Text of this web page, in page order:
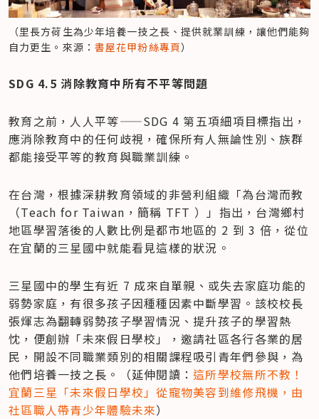
（里長方荷生為少年培養一技之長、提供就業訓練，讓他們能夠
自力更生。來源： 書屋花甲粉絲專頁）
​SDG 4.5 消除教育中所有不平等問題
教育之前，人人平等——SDG 4 第五項細項目標指出，
應消除教育中的任何歧視，確保所有人無論性別、族群
都能接受平等的教育與職業訓練。
在台灣，根據深耕教育領域的非營利組織「為台灣而教
（Teach for Taiwan，簡稱 TFT ）」指出，台灣鄉村
地區學習落後的人數比例是都市地區的 2 到 3 倍，從位
在宜蘭的三星國中就能看見這樣的狀況。
三星國中的學生有近 7 成來自單親、或失去家庭功能的
弱勢家庭，有很多孩子因種種因素中斷學習。該校校長
張煇志為翻轉弱勢孩子學習情況、提升孩子的學習熱
忱，便創辦「未來假日學校」，邀請社區各行各業的居
民，開設不同職業類別的相關課程吸引青年們參與，為
他們培養一技之長。（延伸閱讀： 這所學校無所不教！
宜蘭三星「未來假日學校」從寵物美容到維修飛機，由
社區職人帶青少年體驗未來）